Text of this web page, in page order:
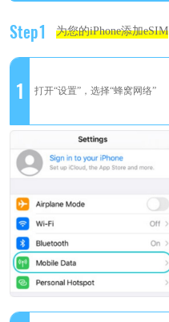
Step1 为您的iPhone添加eSIM
1 打开“设置”，选择“蜂窝网络”